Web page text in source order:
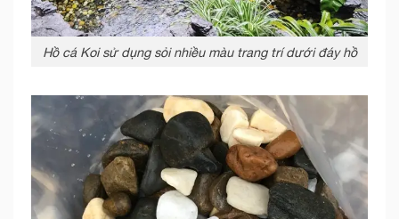
Hồ cá Koi sử dụng sỏi nhiều màu trang trí dưới đáy hồ